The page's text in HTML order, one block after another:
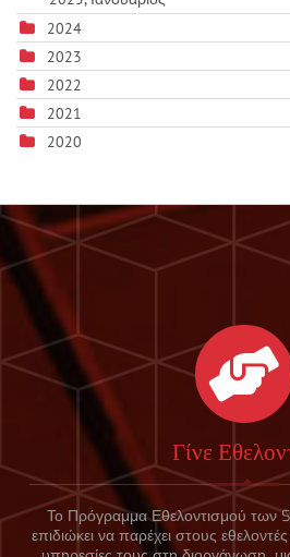
2024
2023
2022
2021
2020
Γίνε
Το Πρόγραμμα Εθελοντισμού των
επιδιώκει να παρέχει στους